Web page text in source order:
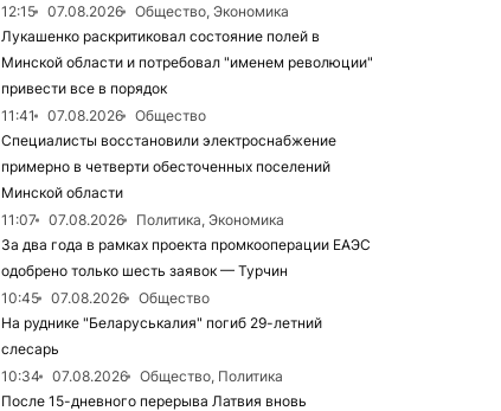
12:15
07.08.2026
Общество, Экономика
Лукашенко раскритиковал состояние полей в
Минской области и потребовал "именем революции"
привести все в порядок
11:41
07.08.2026
Общество
Специалисты восстановили электроснабжение
примерно в четверти обесточенных поселений
Минской области
11:07
07.08.2026
Политика, Экономика
За два года в рамках проекта промкооперации ЕАЭС
одобрено только шесть заявок — Турчин
10:45
07.08.2026
Общество
На руднике "Беларуськалия" погиб 29-летний
слесарь
10:34
07.08.2026
Общество, Политика
После 15-дневного перерыва Латвия вновь